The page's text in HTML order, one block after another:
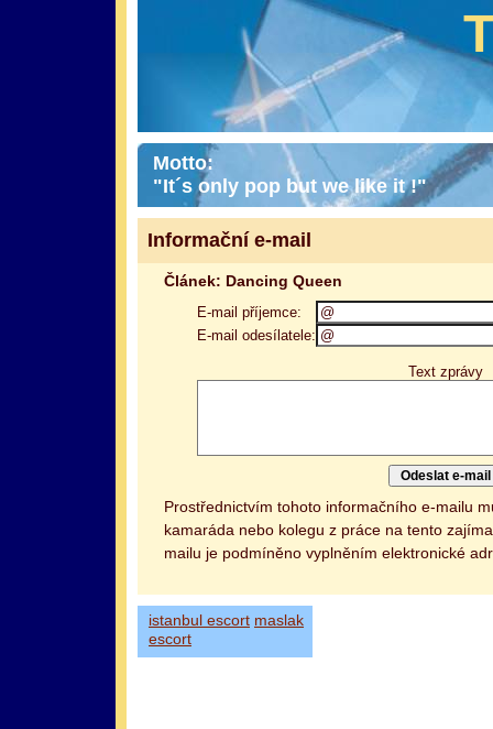
Motto:
"It´s only pop but we like it !"
Informační e-mail
Článek: Dancing Queen
E-mail příjemce:
E-mail odesílatele:
Text zprávy
Prostřednictvím tohoto informačního e-mailu
kamaráda nebo kolegu z práce na tento
mailu je podmíněno vyplněním elektronické
istanbul escort maslak
escort